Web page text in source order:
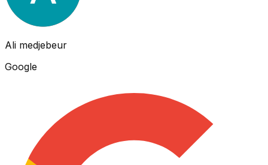
Ali medjebeur
Google